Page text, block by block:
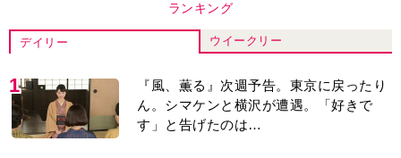
ランキング
デイリー ウイークリー
1
『風、薫る』次週予告。東京に戻ったり
ん。シマケンと横沢が遭遇。「好きで
す」と告げたのは…